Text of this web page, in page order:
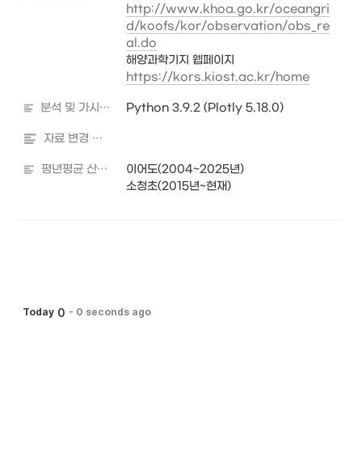
http://www.khoa.go.kr/oceangri
d/koofs/kor/observation/obs_re
al.do
https://kors.kiost.ac.kr/home
분석 및 가시화 도구 Python 3.9.2 (Plotly 5.18.0)
자료 변경 내역
평년평균 산출기간
이어도(2004~2025년)
소청초(2015년~현재)
Today 0 - 0 seconds ago